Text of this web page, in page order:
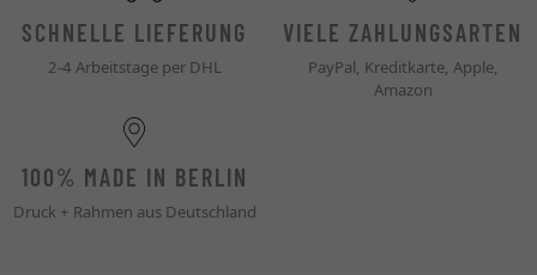
SCHNELLE LIEFERUNG
2-4 Arbeitstage per DHL
VIELE ZAHLUNGSARTEN
PayPal, Kreditkarte, Apple,
Amazon
100% MADE IN BERLIN
Druck + Rahmen aus Deutschland